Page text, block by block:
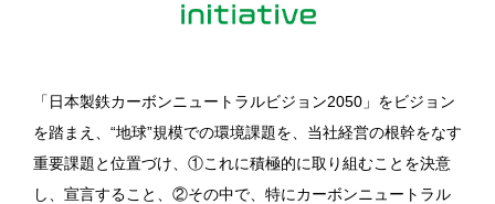
「日本製鉄カーボンニュートラルビジョン2050」をビジョン
を踏まえ、“地球”規模での環境課題を、当社経営の根幹をなす
重要課題と位置づけ、①これに積極的に取り組むことを決意
し、宣言すること、②その中で、特にカーボンニュートラル